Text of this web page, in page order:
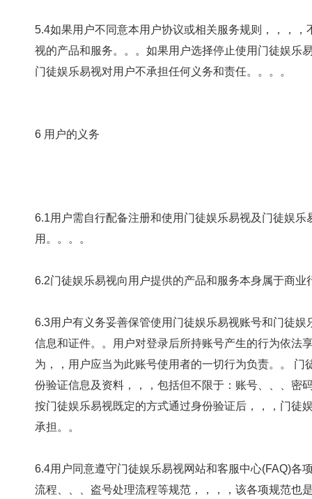
5.4如果用户不同意本用户协议或相关服务规则，，
视的产品和服务。。。如果用户选择停止使用门徒娱乐易
门徒娱乐易视对用户不承担任何义务和责任。。。。
6 用户的义务
6.1用户需自行配备注册和使用门徒娱乐易视及门徒娱乐
用。。。。
6.2门徒娱乐易视向用户提供的产品和服务本身属于商业行为，
6.3用户有义务妥善保管使用门徒娱乐易视账号和门徒娱
信息和证件。。用户对登录后所持账号产生的行为依法享
为，，用户应当为此账号使用者的一切行为负责。。
份验证信息及资料，，，包括但不限于：账号、、、密码
按门徒娱乐易视既定的方式通过身份验证后，，，
承担。。
6.4用户同意遵守门徒娱乐易视网站和客服中心(FAQ)各项条款
流程、、、盗号处理流程等规范，，，，该各项规范